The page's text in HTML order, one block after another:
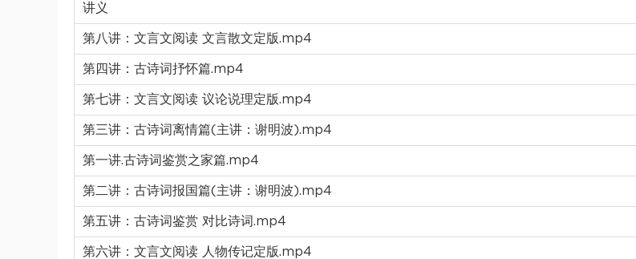
讲义
第八讲：文言文阅读 文言散文定版.mp4
第四讲：古诗词抒怀篇.mp4
第七讲：文言文阅读 议论说理定版.mp4
第三讲：古诗词离情篇(主讲：谢明波).mp4
第一讲.古诗词鉴赏之家篇.mp4
第二讲：古诗词报国篇(主讲：谢明波).mp4
第五讲：古诗词鉴赏 对比诗词.mp4
第六讲：文言文阅读 人物传记定版.mp4